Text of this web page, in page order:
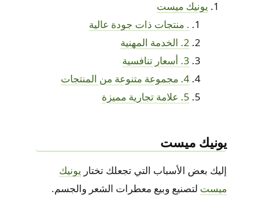
يونيك ميست
. منتجات ذات جودة عالية
2. الخدمة المهنية
3. أسعار تنافسية
4. مجموعة متنوعة من المنتجات
5. علامة تجارية مميزة
يونيك ميست
إليك بعض الأسباب التي تجعلك تختار يونيك
ميست لتصنيع وبيع معطرات الشعر والجسم.